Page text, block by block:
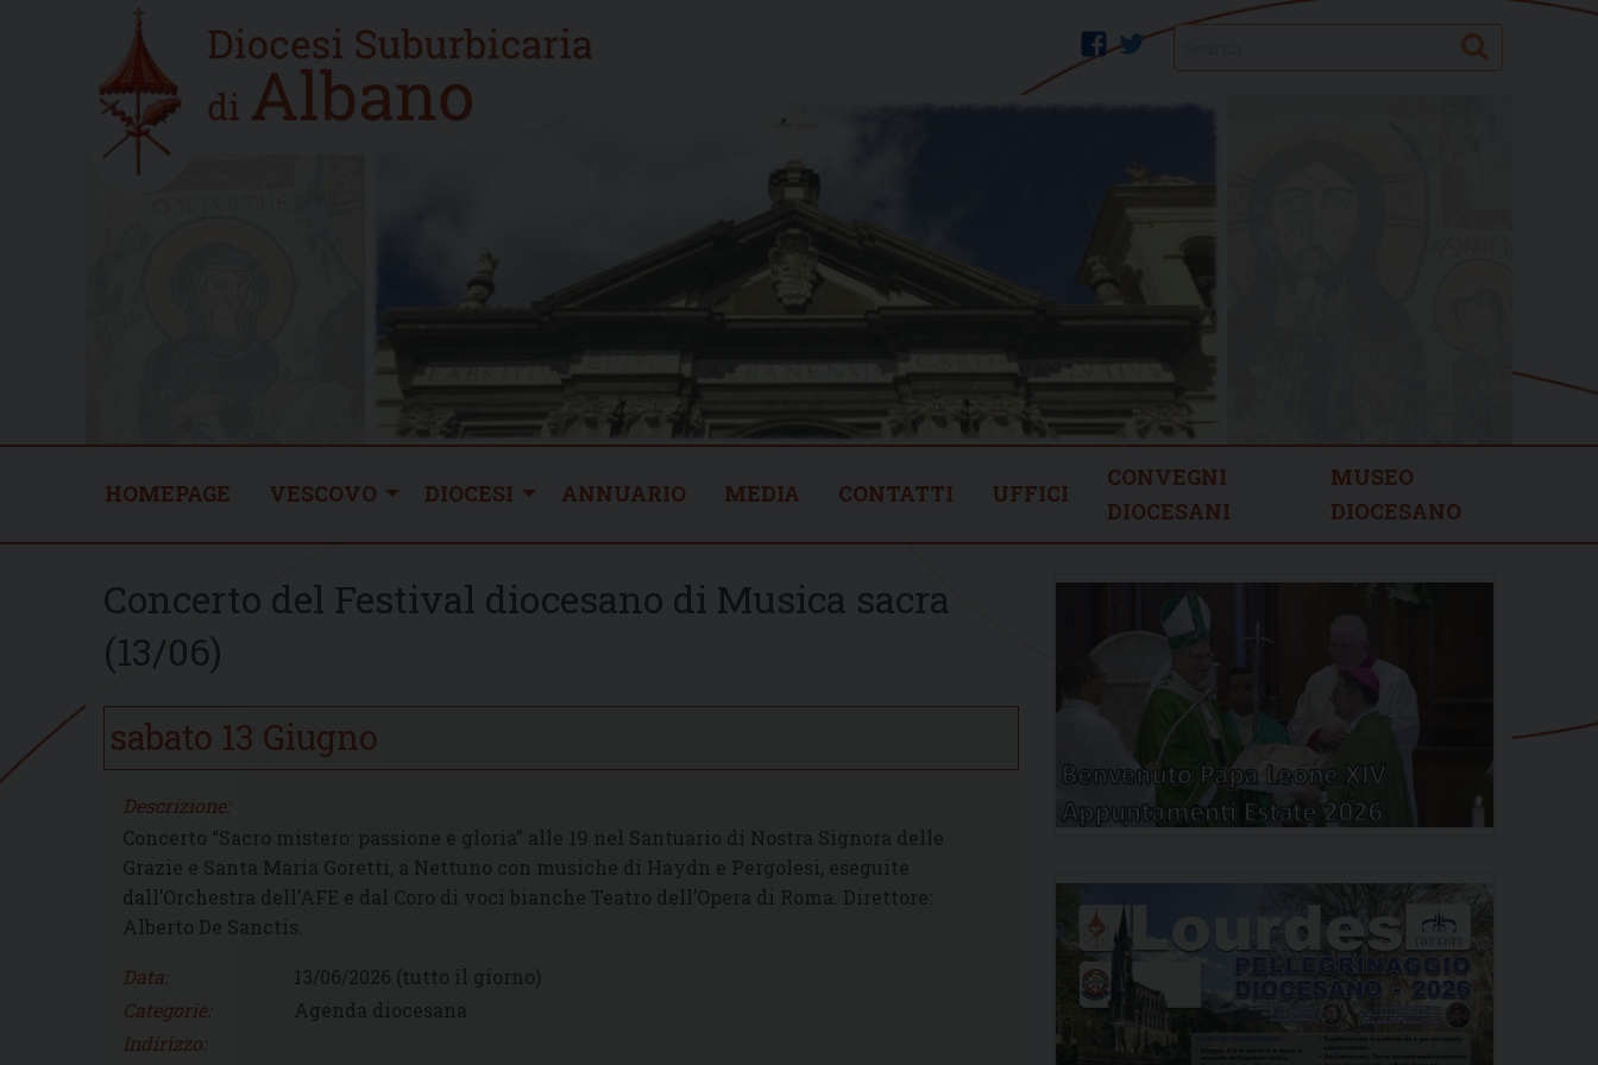
Home
new
twitter
facebook Search
HOMEPAGE VESCOVO DIOCESI ANNUARIO MEDIA CONTATTI UFFICI
CONVEGNI
DIOCESANI
MUSEO
DIOCESANO
Concerto del Festival diocesano di Musica sacra
(13/06)
sabato 13 Giugno
Descrizione:
Concerto “Sacro mistero: passione e gloria” alle 19 nel Santuario di Nostra Signora delle
Grazie e Santa Maria Goretti, a Nettuno con musiche di Haydn e Pergolesi, eseguite
dall’Orchestra dell’AFE e dal Coro di voci bianche Teatro dell’Opera di Roma. Direttore:
Alberto De Sanctis.
Data:
13/06/2026 (tutto il giorno)
Categorie:
Agenda diocesana
Indirizzo: